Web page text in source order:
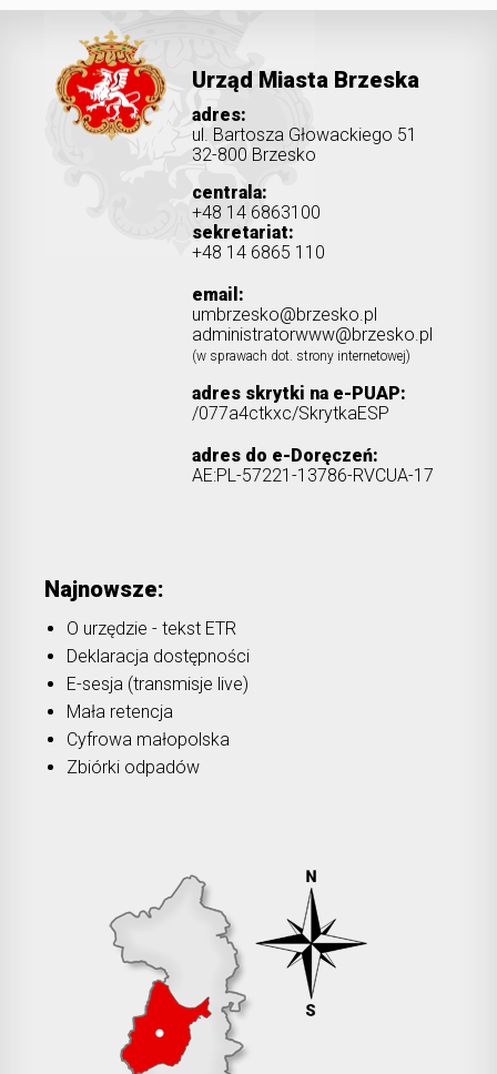
Najnowsze:
O urzędzie - tekst ETR
Deklaracja dostępności
E-sesja (transmisje live)
Mała retencja
Cyfrowa małopolska
Zbiórki odpadów
Urząd Miasta Brzeska
adres:
ul. Bartosza Głowackiego 51
32-800 Brzesko
centrala:
+48 14 6863100
sekretariat:
+48 14 6865 110
email:
umbrzesko@brzesko.pl
administratorwww@brzesko.pl
(w sprawach dot. strony internetowej)
adres skrytki na e-PUAP:
/077a4ctkxc/SkrytkaESP
adres do e-Doręczeń:
AE:PL-57221-13786-RVCUA-17